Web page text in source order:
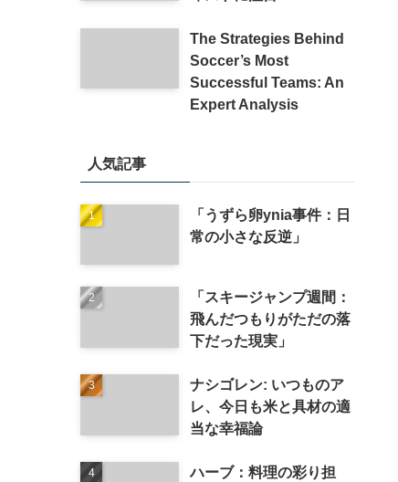
The Strategies Behind
Soccer’s Most
Successful Teams: An
Expert Analysis
人気記事
「うずら卵ynia事件：日
常の小さな反逆」
「スキージャンプ週間：
飛んだつもりがただの落
下だった現実」
ナシゴレン: いつものア
レ、今日も米と具材の適
当な幸福論
ハーブ：料理の彩り担